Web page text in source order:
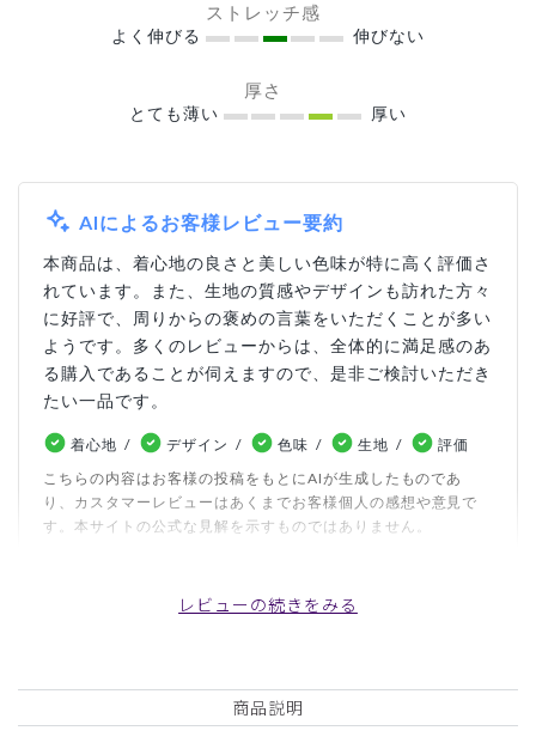
ストレッチ感
よく伸びる 伸びない
厚さ
とても薄い 厚い
AIによるお客様レビュー要約
本商品は、着心地の良さと美しい色味が特に高く評価さ
れています。また、生地の質感やデザインも訪れた方々
に好評で、周りからの褒めの言葉をいただくことが多い
ようです。多くのレビューからは、全体的に満足感のあ
る購入であることが伺えますので、是非ご検討いただき
たい一品です。
着心地 デザイン 色味 生地
評価
こちらの内容はお客様の投稿をもとにAIが生成したものであ
り、カスタマーレビューはあくまでお客様個人の感想や意見で
す。本サイトの公式な見解を示すものではありません。
評価順 いいね数順
2026-07-02
レビューの続きをみる
商品説明